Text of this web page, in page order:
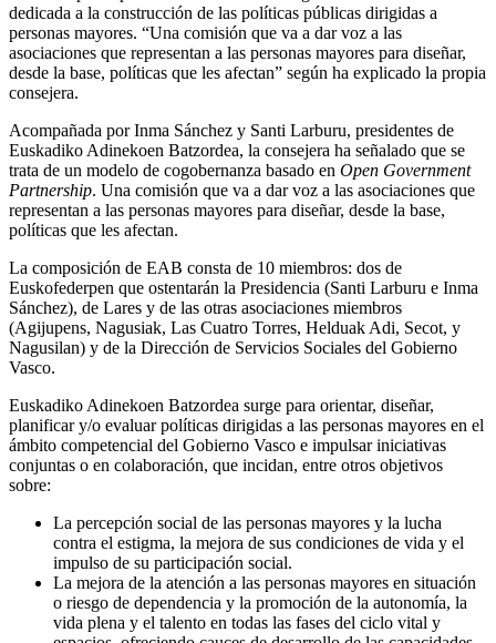
dedicada a la construcción de las políticas públicas dirigidas a
personas mayores. “Una comisión que va a dar voz a las
asociaciones que representan a las personas mayores para diseñar,
desde la base, políticas que les afectan” según ha explicado la propia
consejera.
Acompañada por Inma Sánchez y Santi Larburu, presidentes de
Euskadiko Adinekoen Batzordea, la consejera ha señalado que se
trata de un modelo de cogobernanza basado en Open Government
Partnership. Una comisión que va a dar voz a las asociaciones que
representan a las personas mayores para diseñar, desde la base,
políticas que les afectan.
La composición de EAB consta de 10 miembros: dos de
Euskofederpen que ostentarán la Presidencia (Santi Larburu e Inma
Sánchez), de Lares y de las otras asociaciones miembros
(Agijupens, Nagusiak, Las Cuatro Torres, Helduak Adi, Secot, y
Nagusilan) y de la Dirección de Servicios Sociales del Gobierno
Vasco.
Euskadiko Adinekoen Batzordea surge para orientar, diseñar,
planificar y/o evaluar políticas dirigidas a las personas mayores en el
ámbito competencial del Gobierno Vasco e impulsar iniciativas
conjuntas o en colaboración, que incidan, entre otros objetivos
sobre:
La percepción social de las personas mayores y la lucha
contra el estigma, la mejora de sus condiciones de vida y el
impulso de su participación social.
La mejora de la atención a las personas mayores en situación
o riesgo de dependencia y la promoción de la autonomía, la
vida plena y el talento en todas las fases del ciclo vital y